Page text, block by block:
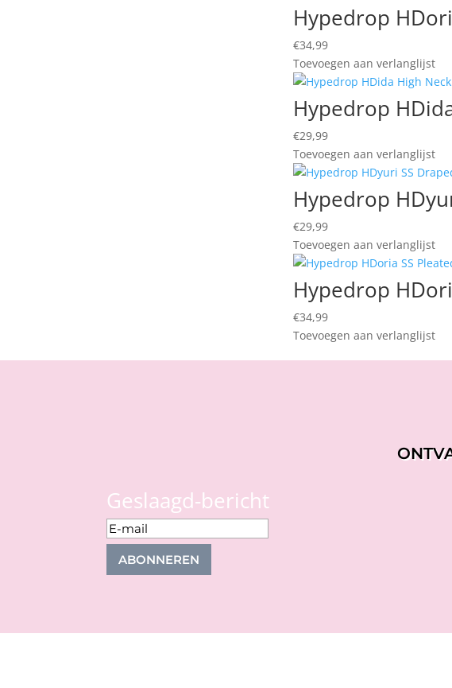
Hypedrop
€34,99
Toevoegen aan verlanglijst
Hypedrop
€29,99
Toevoegen aan verlanglijst
Hypedrop
€29,99
Toevoegen aan verlanglijst
Hypedrop
€34,99
Toevoegen aan verlanglijst
Geslaagd-bericht
ABONNEREN